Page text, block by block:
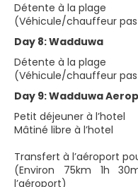
Détente à la plage
(Véhicule/chauffeur
Day 8: Wadduwa
Détente à la plage
(Véhicule/chauffeur
Day 9: Wadduwa
Petit déjeuner à l’hotel
Mâtiné libre à l’hotel
Transfert à l’aéroport
(Environ 75km 1h
l’aéroport)